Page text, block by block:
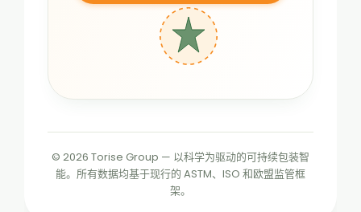
© 2026 Torise Group — 以科学为驱动的可持续包装智
能。所有数据均基于现行的 ASTM、ISO 和欧盟监管框
架。